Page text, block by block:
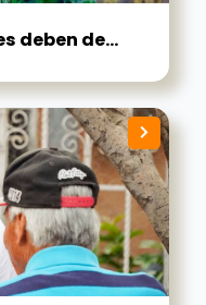
deben de...